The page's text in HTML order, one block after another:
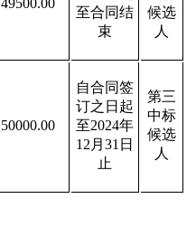
至合同结
束
候选
人
50000.00
自合同签
订之日起
至2024年
12月31日
止
第三
中标
候选
人